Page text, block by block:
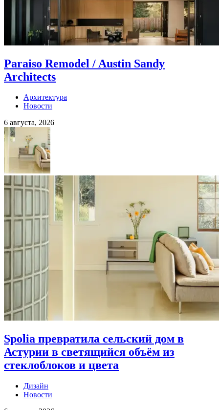
Paraiso Remodel / Austin Sandy
Architects
Архитектура
Новости
6 августа, 2026
Spolia превратила сельский дом в
Астурии в светящийся объём из
стеклоблоков и цвета
Дизайн
Новости